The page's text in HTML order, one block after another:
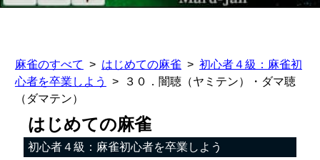
麻雀のすべて はじめての麻雀
初心者４級：麻雀初
心者を卒業しよう
３０．闇聴（ヤミテン）・ダマ聴
（ダマテン）
はじめての麻雀
初心者４級：麻雀初心者を卒業しよう